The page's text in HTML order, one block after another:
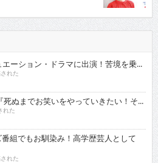
ーション・ドラマに出演！苦境を乗...
れた
死ぬまでお笑いをやっていきたい！そ...
れた
組でもお馴染み！高学歴芸人として
れた